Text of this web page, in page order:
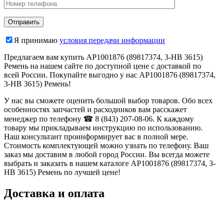
Я принимаю условия передачи информации
Предлагаем вам купить AP1001876 (89817374, 3-HB 3615)
Ремень на нашем сайте по доступной цене с доставкой по
всей России. Покупайте выгодно у нас AP1001876 (89817374,
3-HB 3615) Ремень!
У нас вы сможете оценить большой выбор товаров. Обо всех
особенностях запчастей и расходников вам расскажет
менеджер по телефону ☎ 8 (843) 207-08-06. К каждому
товару мы прикладываем инструкцию по использованию.
Наш консультант проинформирует вас в полной мере.
Стоимость комплектующей можно узнать по телефону. Ваш
заказ мы доставим в любой город России. Вы всегда можете
выбрать и заказать в нашем каталоге AP1001876 (89817374, 3-
HB 3615) Ремень по лучшей цене!
Доставка и оплата